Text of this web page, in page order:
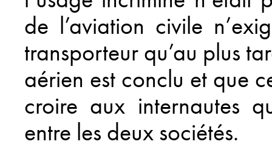
de l’aviation civile
transporteur qu’au plus
aérien est conclu et que
croire aux internautes
entre les deux sociétés.